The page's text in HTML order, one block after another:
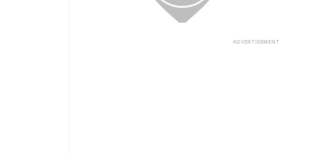
ADVERTISEMENT